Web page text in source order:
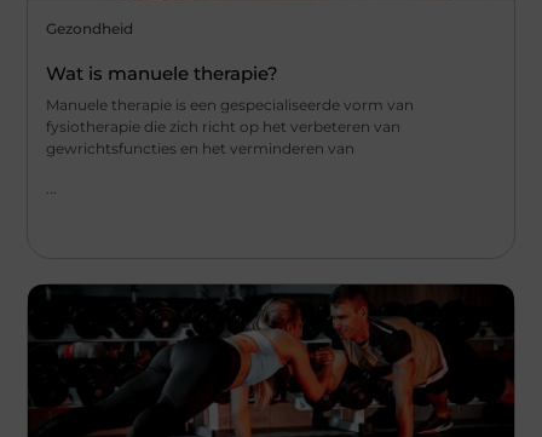
Gezondheid
Wat is manuele therapie?
Manuele therapie is een gespecialiseerde vorm van
fysiotherapie die zich richt op het verbeteren van
gewrichtsfuncties en het verminderen van